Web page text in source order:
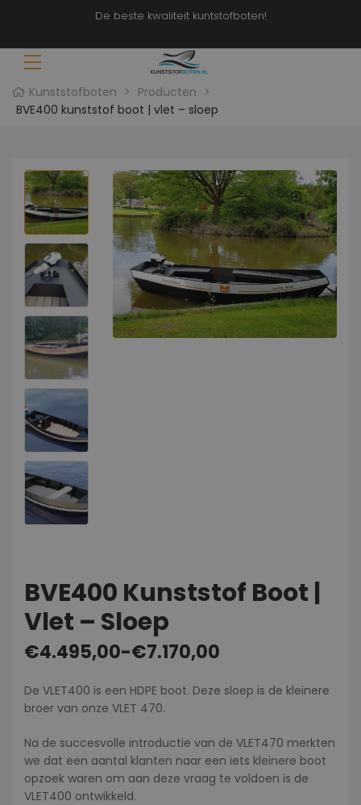
De beste kwaliteit kuntstofboten!
Kunststofboten > Producten >
BVE400 kunststof boot | vlet – sloep
BVE400 Kunststof Boot |
Vlet – Sloep
€4.495,00-€7.170,00
De VLET400 is een HDPE boot. Deze sloep is de kleinere
broer van onze VLET 470.
Na de succesvolle introductie van de VLET470 merkten
we dat een aantal klanten naar een iets kleinere boot
opzoek waren om aan deze vraag te voldoen is de
VLET400 ontwikkeld.